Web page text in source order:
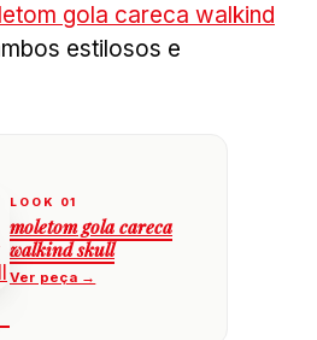
gola careca walkind
estilosos e
moletom gola careca
walkind skull